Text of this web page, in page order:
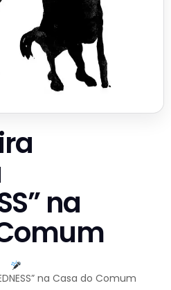
na
na Casa do Comum